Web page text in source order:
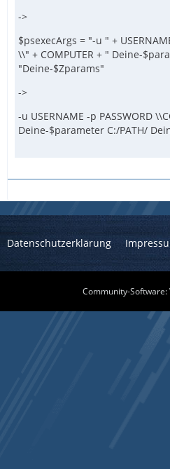
->
$psexecArgs = "-u " +
\\" + COMPUTER + " Deine-
"Deine-$Zparams"
->
-u USERNAME -p PASSWORD
Deine-$parameter C:/PATH/
Datenschutzerklärung
Community-Software: